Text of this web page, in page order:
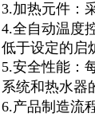
3.加热元件：
4.全自动温度
低于设定的启
5.安全性能：
系统和热水器
6.产品制造流